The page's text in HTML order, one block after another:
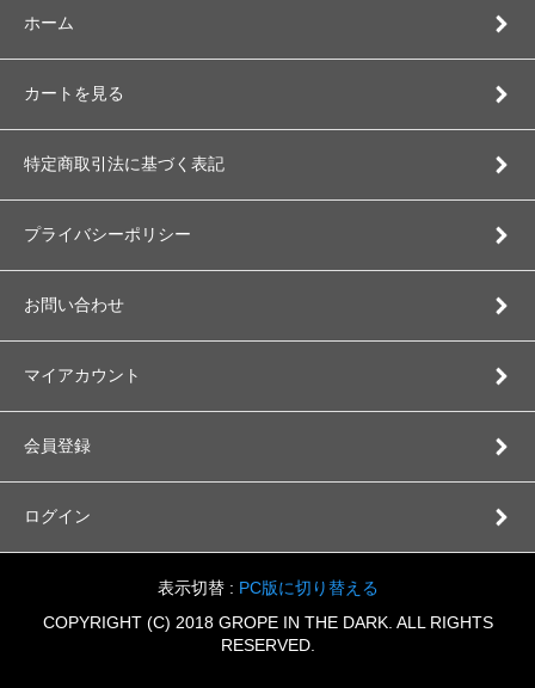
ホーム
カートを見る
特定商取引法に基づく表記
プライバシーポリシー
お問い合わせ
マイアカウント
会員登録
ログイン
表示切替 : PC版に切り替える
COPYRIGHT (C) 2018 GROPE IN THE DARK. ALL RIGHTS
RESERVED.